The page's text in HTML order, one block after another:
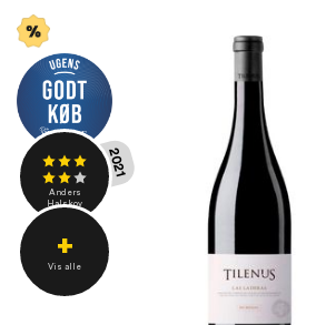
Anders
Halskov
2021
+
Vis alle